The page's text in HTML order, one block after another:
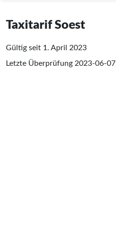
Taxitarif Soest
Gültig seit 1. April 2023
Letzte Überprüfung 2023-06-07